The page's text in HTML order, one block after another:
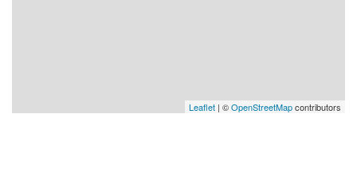
Leaflet | ©OpenStreetMapcontributors